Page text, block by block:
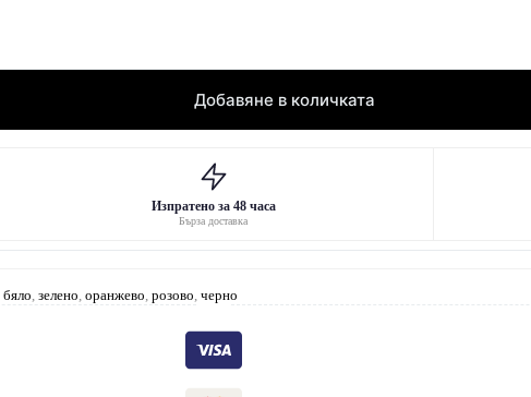
Добавяне в количката
Изпратено за 48 часа
Бърза доставка
бяло зелено оранжево розово черно